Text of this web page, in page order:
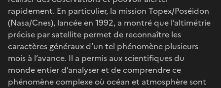
rapidement. En particulier, la mission Topex/Poséidon
(Nasa/Cnes), lancée en 1992, a montré que l’altimétrie
précise par satellite permet de reconnaître les
caractères généraux d’un tel phénomène plusieurs
mois à l’avance. Il a permis aux scientifiques du
monde entier d’analyser et de comprendre ce
phénomène complexe où océan et atmosphère sont